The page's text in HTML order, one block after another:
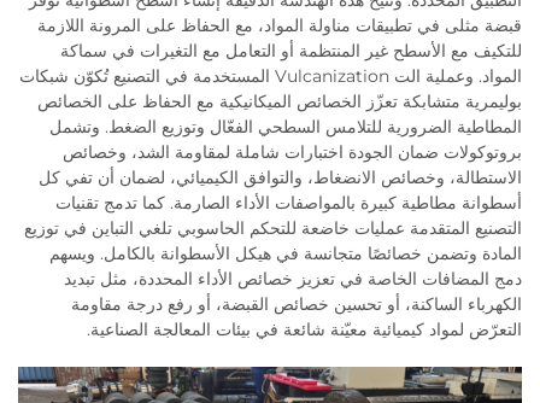
قبضة مثلى في تطبيقات مناولة المواد، مع الحفاظ على المرونة اللازمة
للتكيف مع الأسطح غير المنتظمة أو التعامل مع التغيرات في سماكة
المواد. وعملية الت Vulcanization المستخدمة في التصنيع تُكوّن شبكات
بوليمرية متشابكة تعزّز الخصائص الميكانيكية مع الحفاظ على الخصائص
المطاطية الضرورية للتلامس السطحي الفعّال وتوزيع الضغط. وتشمل
بروتوكولات ضمان الجودة اختبارات شاملة لمقاومة الشد، وخصائص
الاستطالة، وخصائص الانضغاط، والتوافق الكيميائي، لضمان أن تفي كل
أسطوانة مطاطية كبيرة بالمواصفات الأداء الصارمة. كما تدمج تقنيات
التصنيع المتقدمة عمليات خاضعة للتحكم الحاسوبي تلغي التباين في توزيع
المادة وتضمن خصائصًا متجانسة في هيكل الأسطوانة بالكامل. ويسهم
دمج المضافات الخاصة في تعزيز خصائص الأداء المحددة، مثل تبديد
الكهرباء الساكنة، أو تحسين خصائص القبضة، أو رفع درجة مقاومة
التعرّض لمواد كيميائية معيّنة شائعة في بيئات المعالجة الصناعية.